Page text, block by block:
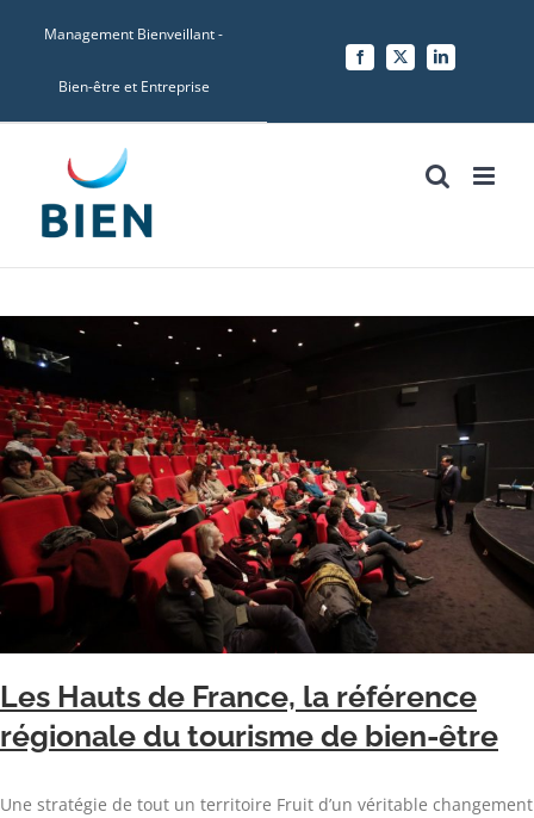
Management Bienveillant -
Bien-être et Entreprise
Facebook
X LinkedIn
Les Hauts de France, la référence
régionale du tourisme de bien-être
Une stratégie de tout un territoire Fruit d’un véritable changement